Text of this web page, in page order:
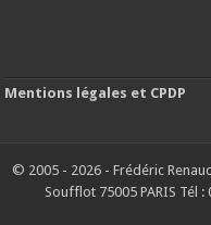
Mentions légales et CPDP
© 2005 - 2026 - Frédéric
Soufflot 75005 PARIS Tél